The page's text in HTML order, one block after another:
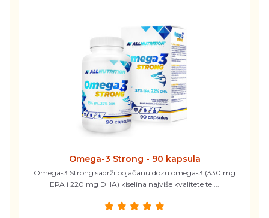
Omega-3 Strong - 90 kapsula
Omega-3 Strong sadrži pojačanu dozu omega-3 (330 mg
EPA i 220 mg DHA) kiselina najviše kvalitete te ...